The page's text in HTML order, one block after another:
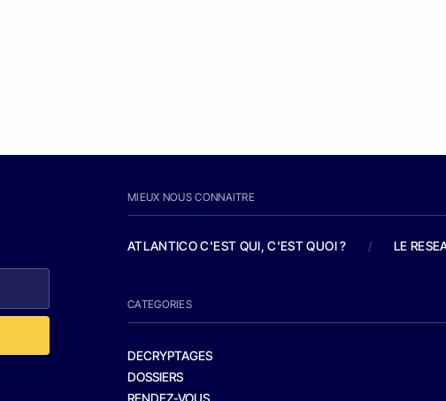
MIEUX NOUS CONNAITRE
ATLANTICO C'EST QUI, C'EST QUOI ? / LE
CATEGORIES
DECRYPTAGES
DOSSIERS
RENDEZ-VOUS